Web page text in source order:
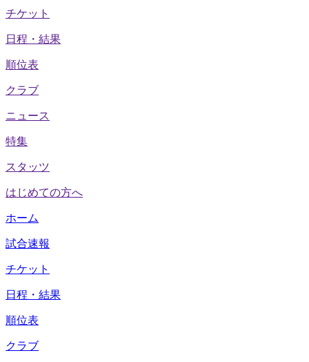
チケット
日程・結果
順位表
クラブ
ニュース
特集
スタッツ
はじめての方へ
ホーム
試合速報
チケット
日程・結果
順位表
クラブ